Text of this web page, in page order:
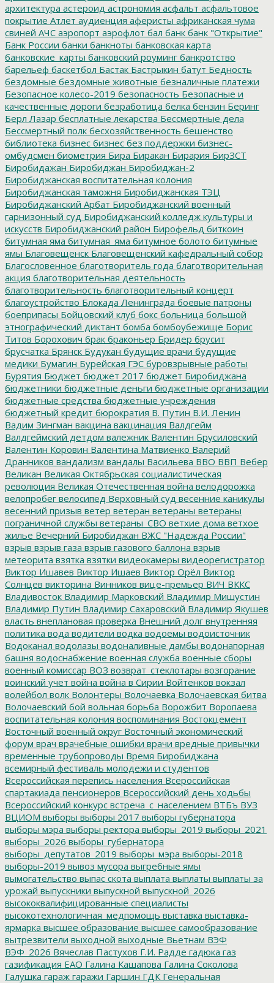
архитектура астероид астрономия асфальт асфальтовое
покрытие Атлет аудиенция аферисты африканская чума
свиней АЧС аэропорт аэрофлот бал банк банк "Открытие"
Банк России банки банкноты банковская карта
банковские_карты банковский роуминг банкротство
барельеф баскетбол Бастак Бастрыкин батут Бедность
бездомные бездомные животные безналичные платежи
Безопасное колесо-2019 безопасность Безопасные и
качественные дороги безработица белка бензин Беринг
Берл Лазар бесплатные лекарства Бессмертные дела
Бессмертный полк бесхозяйственность бешенство
библиотека бизнес бизнес без поддержки бизнес-
омбудсмен биометрия Бира Биракан Бирария БирЗСТ
Биробидажан Биробиджан Биробиджан-2
Биробиджанская воспитательная колония
Биробиджанская таможня Биробиджанская ТЭЦ
Биробиджанский Арбат Биробиджанский военный
гарнизонный суд Биробиджанский колледж культуры и
искусств Биробиджанский район Бирофельд биткоин
битумная яма битумная_яма битумное болото битумные
ямы Благовещенск Благовещенский кафедральный собор
Благословенное благотворитель года благотворительная
акция благотворительная деятельность
благотворительность благотворительный концерт
благоустройство Блокада Ленинграда боевые патроны
боеприпасы Бойцовский клуб бокс больница большой
этнографический диктант бомба бомбоубежище Борис
Титов Борохович брак браконьер Бридер брусит
брусчатка Брянск Будукан будущие врачи будущие
медики Бумагин Бурейская ГЭС буровзрывные работы
Бурятия Бюджет бюджет 2017 бюджет Биробиджана
бюджетники бюджетные деньги бюджетные организации
бюджетные средства бюджетные учреждения
бюджетный кредит бюрократия В. Путин В.И. Ленин
Вадим Зингман вакцина вакцинация Валдгейм
Валдгеймский детдом валежник Валентин Брусиловский
Валентин Коровин Валентина Матвиенко Валерий
Дранников вандализм вандалы Васильева ВВО ВВП Вебер
Великан Великая Октябрьская социалистическая
революция Великая Отечественная война велодорожка
велопробег велосипед Верховный суд весенние каникулы
весенний призыв ветер ветеран ветераны ветераны
пограничной службы ветераны_СВО ветхие дома ветхое
жилье Вечерний Биробиджан ВЖС "Надежда России"
взрыв взрыв газа взрыв газового баллона взрыв
метеорита взятка взятки видеокамеры видеорегистратор
Виктор Ишавев Виктор Ишаев Виктор Орёл Виктор
Солнцев викторина Винников вице-премьер ВИЧ ВККС
Владивосток Владимир Марковский Владимир Мишустин
Владимир Путин Владимир Сахаровский Владимир Якушев
власть внеплановая проверка Внешний долг внутренняя
политика вода водители водка водоемы водоисточник
Водоканал водолазы водоналивные дамбы водонапорная
башня водоснабжение военная служба военные сборы
военный комиссар ВОЗ возврат_стеклотары возгорание
воинский учет война война в Сирии Войтенков вокзал
волейбол волк Волонтеры Волочаевка Волочаевская битва
Волочаевский бой вольная борьба Ворожбит Воропаева
воспитательная колония воспоминания Востокцемент
Восточный военный округ Восточный экономический
форум врач врачебные ошибки врачи вредные привычки
временные трубопроводы Время Биробиджана
всемирный фестиваль молодежи и студентов
Всероссийская перепись населения Всероссийская
спартакиада пенсионеров Всероссийский день ходьбы
Всероссийский конкурс встреча_с_населением ВТБъ ВУЗ
ВЦИОМ выборы выборы 2017 выборы губернатора
выборы мэра выборы ректора выборы_2019 выборы_2021
выборы_2026 выборы_губернатора
выборы_депутатов_2019 выборы_мэра выборы-2018
выборы-2019 вывоз мусора выгребные ямы
вымогательство выпас скота выплата выплаты выплаты за
урожай выпускники выпускной выпускной_2026
высококвалифицированные специалисты
высокотехнологичная_медпомощь выставка выставка-
ярмарка высшее образование высшее самообразование
вытрезвители выходной выходные Вьетнам ВЭФ
ВЭФ_2026 Вячеслав Пастухов Г.И. Радде гадюка газ
газификация ЕАО Галина Кашапова Галина Соколова
Галушка гараж гаражи Гаршин ГДК Генеральная